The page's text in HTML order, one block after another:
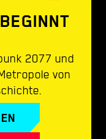
2077 und
von